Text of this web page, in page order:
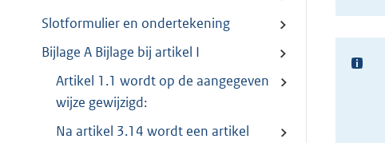
Slotformulier en ondertekening
Bijlage A Bijlage bij artikel I
Artikel 1.1 wordt op de aangegeven
wijze gewijzigd:
Na artikel 3.14 wordt een artikel